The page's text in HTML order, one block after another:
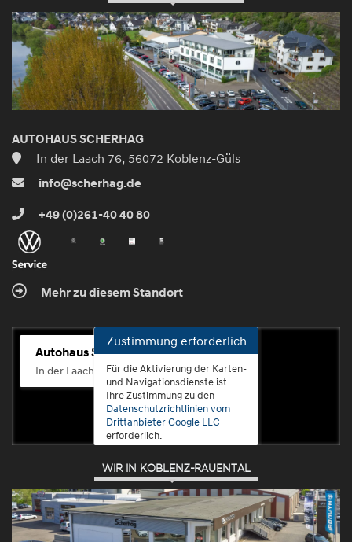
AUTOHAUS SCHERHAG
In der Laach 76, 56072 Koblenz-Güls
info@scherhag.de
+49 (0)261-40 40 80
Mehr zu diesem Standort
Autohaus Scherhag
In der Laach 76, 56072 Koblenz-Güls
Zustimmung erforderlich
Für die Aktivierung der Karten-
und Navigationsdienste ist
Ihre Zustimmung zu den
Datenschutzrichtlinien vom
Drittanbieter Google LLC
erforderlich.
Zustimmen
und
aktivieren
WIR IN KOBLENZ-RAUENTAL